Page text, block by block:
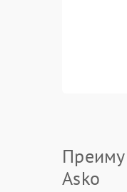
Asko